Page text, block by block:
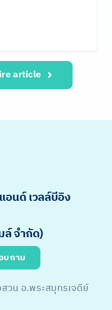
article
นด์ เวลล์บีอิง
ล์ จำกัด)
ถาม
วน อ.พระสมุทรเจดีย์